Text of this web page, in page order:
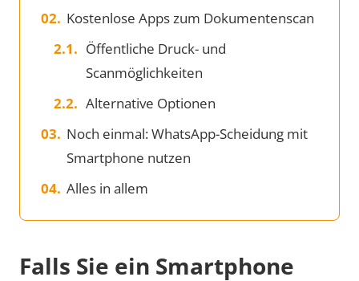
Kostenlose Apps zum Dokumentenscan
Öffentliche Druck- und
Scanmöglichkeiten
Alternative Optionen
Noch einmal: WhatsApp-Scheidung mit
Smartphone nutzen
Alles in allem
Falls Sie ein Smartphone